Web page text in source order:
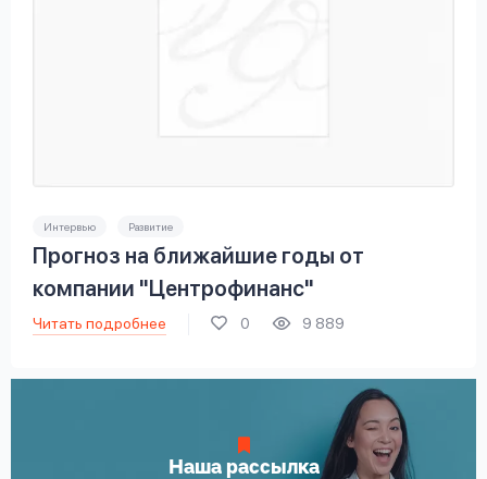
Интервью Развитие
Прогноз на ближайшие годы от
компании "Центрофинанс"
Читать подробнее 0 9 889
Наша рассылка